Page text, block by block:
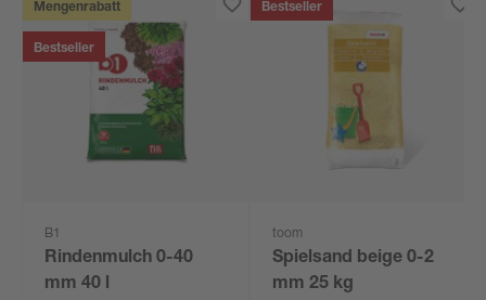
Mengenrabatt
Bestseller
B1
Rindenmulch 0-40
mm 40 l
Bestseller
toom
Spielsand beige 0-2
mm 25 kg